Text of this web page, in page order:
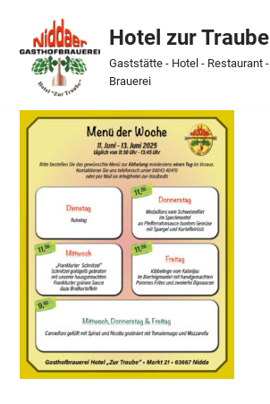
Skip
content
Hotel zur Traube
Gaststätte - Hotel - Restaurant -
Brauerei